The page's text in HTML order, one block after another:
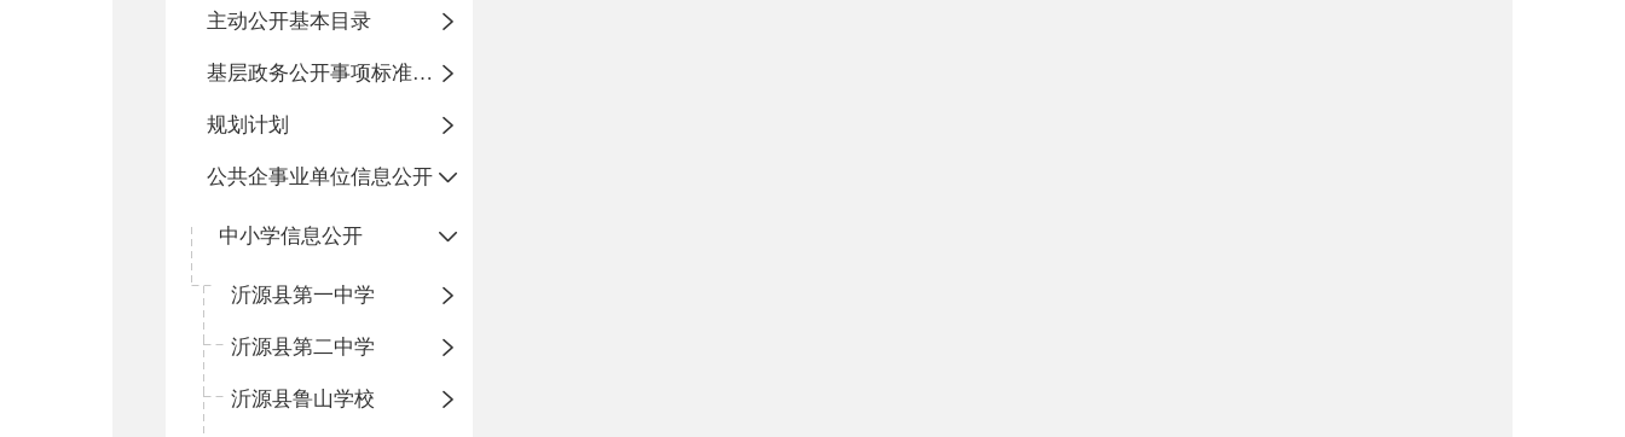
主动公开基本目录
基层政务公开事项标准目录
规划计划
公共企事业单位信息公开
中小学信息公开
沂源县第一中学
沂源县第二中学
沂源县鲁山学校